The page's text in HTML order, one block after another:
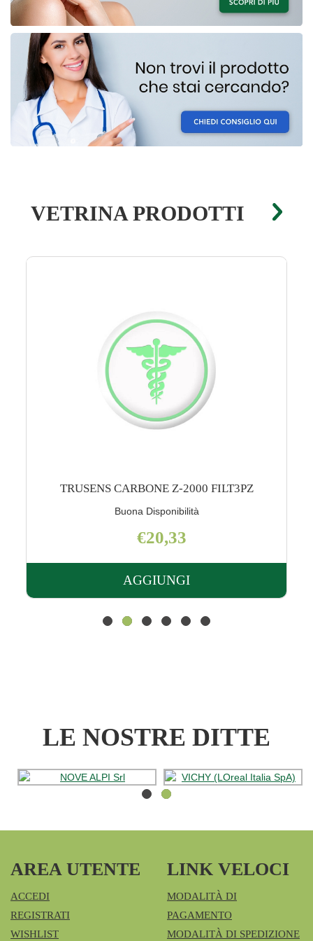
VETRINA PRODOTTI
TRUSENS CARBONE Z-3000 FILT3PZ
Scarsa Disponibilità
€27,45
AGGIUNGI
AGGIUNGI
Z-
LE NOSTRE DITTE
AREA UTENTE
ACCEDI
REGISTRATI
WISHLIST
LINK VELOCI
MODALITÀ DI
PAGAMENTO
MODALITÀ DI SPEDIZIONE